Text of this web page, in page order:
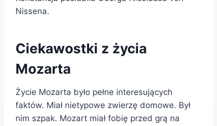
Nissena.
Ciekawostki z życia
Mozarta
Życie Mozarta było pełne interesujących
faktów. Miał nietypowe zwierzę domowe. Był
nim szpak. Mozart miał fobię przed grą na